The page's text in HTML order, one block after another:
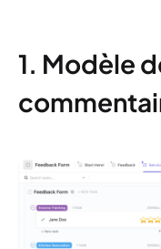
1. Modèle